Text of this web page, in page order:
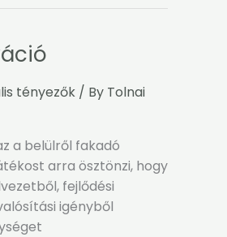
tényezők/ By Tolnai
a belülről fakadó
arra ösztönzi, hogy
fejlődési
igényből